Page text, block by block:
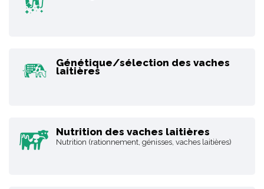
Génétique/sélection des vaches
laitières
Nutrition des vaches laitières
Nutrition (rationnement, génisses, vaches laitières)